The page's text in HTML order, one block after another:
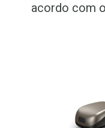
acordo com